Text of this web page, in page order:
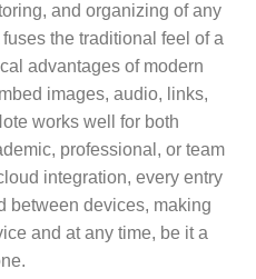
and organizing of any
the traditional feel of a
advantages of modern
images, audio, links,
works well for both
professional, or team
integration, every entry
between devices, making
and at any time, be it a